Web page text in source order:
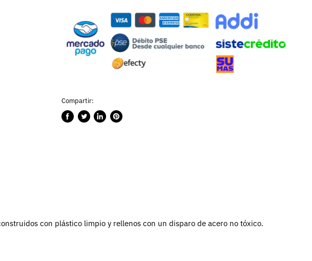
Compartir:
CompartirPublicarCompartirGuardar
con plástico limpio y rellenos con un disparo de acero no tóxico.